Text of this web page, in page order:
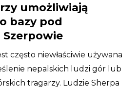
umożliwiają
bazy pod
Szerpowie
często niewłaściwie używana
nepalskich ludzi gór lub
tragarzy. Ludzie Sherpa